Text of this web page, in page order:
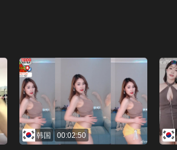
韩国 00:02:50